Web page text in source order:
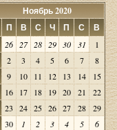
Ноябрь 2020
П
В С Ч П С В
26 27 28 29 30 31 1
2 3 4 5 6 7 8
9 10 11 12 13 14 15
16 17 18 19 20 21 22
23 24 25 26 27 28 29
30 1 2 3 4 5 6